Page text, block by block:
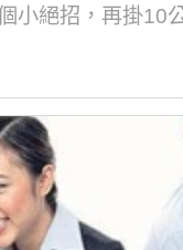
小絕招，再掛10